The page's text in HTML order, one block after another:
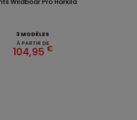
3 MODÈLES
À PARTIR DE
104,95 €